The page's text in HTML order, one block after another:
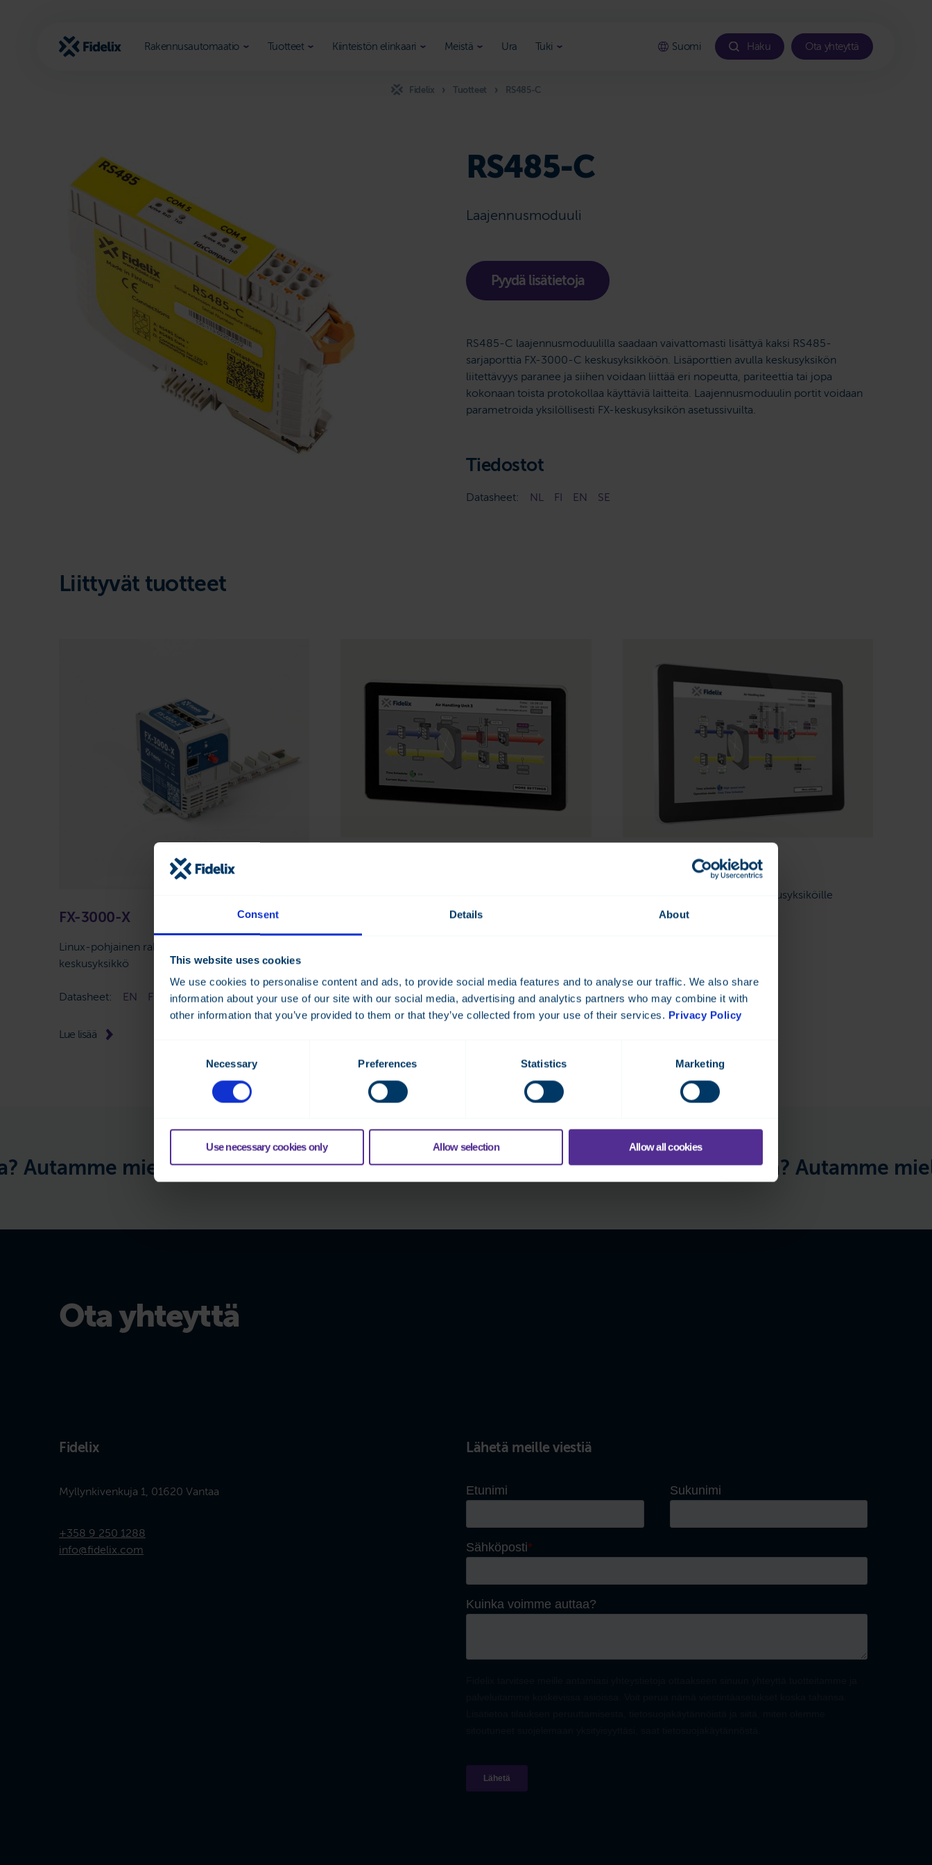
Consent Details About
This website uses cookies
We use cookies to personalise content and ads, to provide social media features and to analyse our traffic. We also share
information about your use of our site with our social media, advertising and analytics partners who may combine it with
other information that you’ve provided to them or that they’ve collected from your use of their services. Privacy Policy
Necessary Preferences Statistics Marketing
Use necessary cookies only Allow selection Allow all cookies
Rakennusautomaatio Tuotteet Kiinteistön elinkaari Meistä Ura Tuki Suomi Haku Ota yhteyttä
Fidelix Tuotteet RS485-C
RS485-C
Laajennusmoduuli
Pyydä lisätietoja
RS485-C laajennusmoduulilla saadaan vaivattomasti lisättyä kaksi RS485-
sarjaporttia FX-3000-C keskusyksikköön. Lisäporttien avulla keskusyksikön
liitettävyys paranee ja siihen voidaan liittää eri nopeutta, pariteettia tai jopa
kokonaan toista protokollaa käyttäviä laitteita. Laajennusmoduulin portit voidaan
parametroida yksilöllisesti FX-keskusyksikön asetussivuilta.
Tiedostot
Datasheet: NL FI EN SE
Liittyvät tuotteet
FX-3000-X
Linux-pohjainen rakennusautomaatiojärjestelmän
keskusyksikkö
Datasheet: EN FI SE
Lue lisää
VISIO-15-X
15,6” käyttöpaneeli Fidelix keskusyksiköille
mielellämme — Herääkö kysyttävää rakennusautomaatioprojektista? Autamme
Ota yhteyttä
Fidelix
Myllynkivenkuja 1, 01620 Vantaa
+358 9 250 1288
info@fidelix.com
Lähetä meille viestiä